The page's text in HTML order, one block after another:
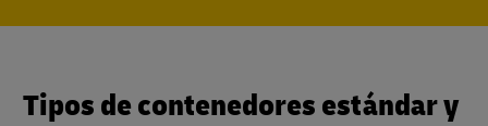
Tipos de contenedores estándar y